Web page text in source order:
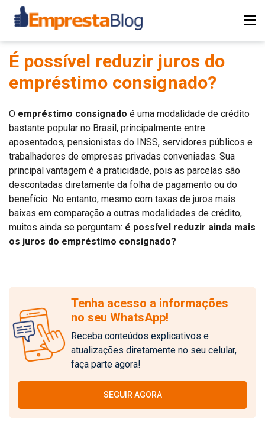
É possível reduzir juros do
empréstimo consignado?
O empréstimo consignado é uma modalidade de crédito
bastante popular no Brasil, principalmente entre
aposentados, pensionistas do INSS, servidores públicos e
trabalhadores de empresas privadas conveniadas. Sua
principal vantagem é a praticidade, pois as parcelas são
descontadas diretamente da folha de pagamento ou do
benefício. No entanto, mesmo com taxas de juros mais
baixas em comparação a outras modalidades de crédito,
muitos ainda se perguntam: é possível reduzir ainda mais
os juros do empréstimo consignado?
Tenha acesso a informações
no seu WhatsApp!
Receba conteúdos explicativos e
atualizações diretamente no seu celular,
faça parte agora!
SEGUIR AGORA